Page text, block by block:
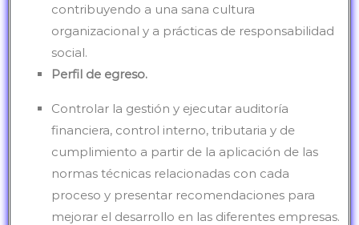
contribuyendo a una sana cultura
organizacional y a prácticas de responsabilidad
social.
Perfil de egreso.
Controlar la gestión y ejecutar auditoría
financiera, control interno, tributaria y de
cumplimiento a partir de la aplicación de las
normas técnicas relacionadas con cada
proceso y presentar recomendaciones para
mejorar el desarrollo en las diferentes empresas.